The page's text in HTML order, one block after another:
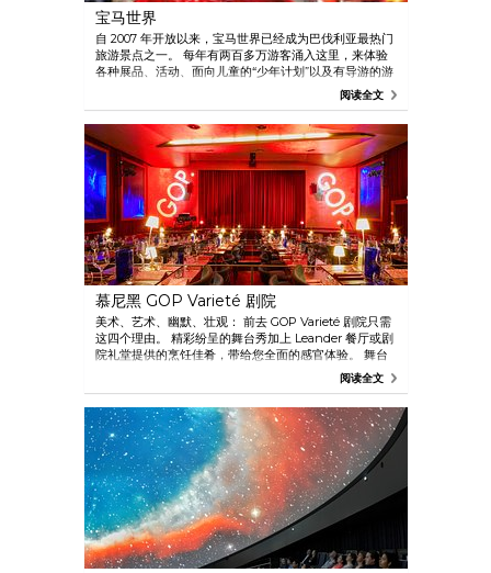
宝马世界
自 2007 年开放以来，宝马世界已经成为巴伐利亚最热门
旅游景点之一。 每年有两百多万游客涌入这里，来体验
各种展品、活动、面向儿童的“少年计划”以及有导游的游
阅读全文
慕尼黑 GOP Varieté 剧院
美术、艺术、幽默、壮观： 前去 GOP Varieté 剧院只需
这四个理由。 精彩纷呈的舞台秀加上 Leander 餐厅或剧
院礼堂提供的烹饪佳肴，带给您全面的感官体验。 舞台
秀时间： 周三和周四 20:00，周五 17:30 和 21:00，周六
阅读全文